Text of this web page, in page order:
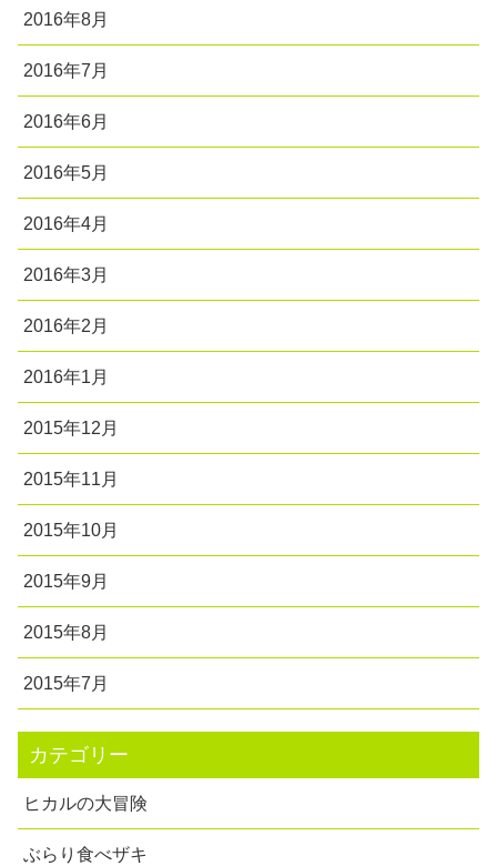
2016年8月
2016年7月
2016年6月
2016年5月
2016年4月
2016年3月
2016年2月
2016年1月
2015年12月
2015年11月
2015年10月
2015年9月
2015年8月
2015年7月
カテゴリー
ヒカルの大冒険
ぶらり食べザキ